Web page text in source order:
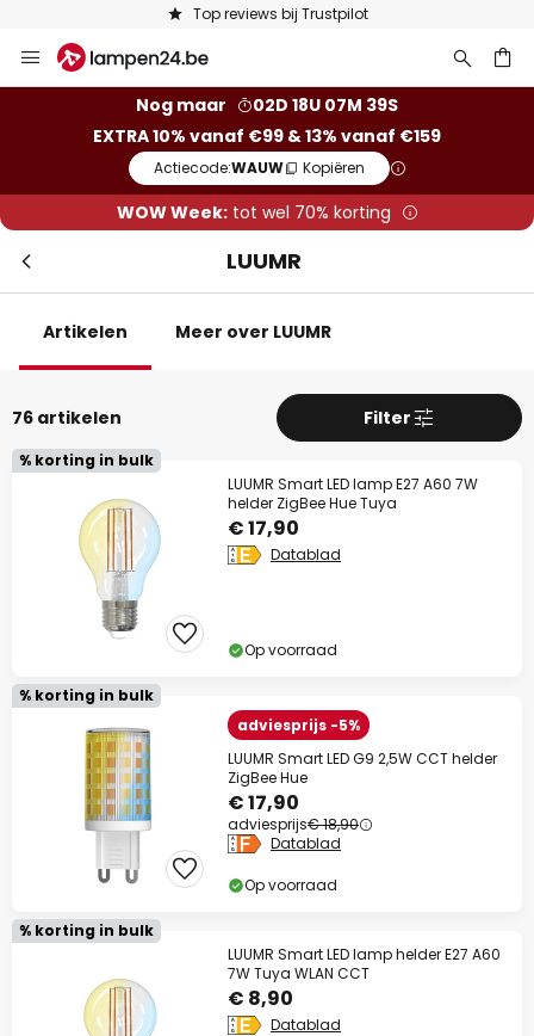
Keuze uit 50.000 lampen
naar
Nog maar
02D 18U 07M 38S
EXTRA 10% vanaf €99 & 13% vanaf €159
Actiecode:WAUW Kopiëren
WOW Week:tot wel 70% korting
LUUMR
Artikelen Meer over LUUMR
76 artikelen Filter
% korting in bulk
LUUMR Smart LED lamp E27 A60 7W
helder ZigBee Hue Tuya
€ 17,90
Datablad
Op voorraad
% korting in bulk
adviesprijs -5%
LUUMR Smart LED G9 2,5W CCT helder
ZigBee Hue
€ 17,90
adviesprijs€ 18,90
Datablad
Op voorraad
% korting in bulk
LUUMR Smart LED lamp helder E27 A60
7W Tuya WLAN CCT
€ 8,90
Datablad
Extra korting
10% korting
13% kortingvanaf €159
op bijna alles*
Actiecode:
*Uitgesloten merken